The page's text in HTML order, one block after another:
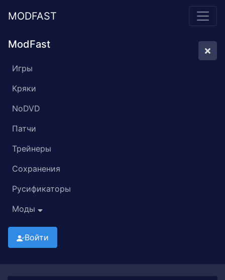
MODFAST
ModFast
Игры
Кряки
NoDVD
Патчи
Трейнеры
Сохранения
Русификаторы
Моды
Войти